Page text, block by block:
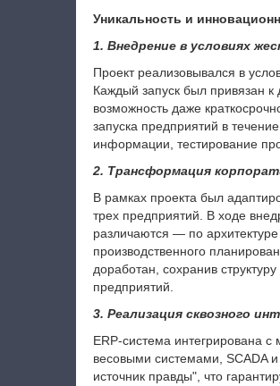
Уникальность и
1. Внедрение в условиях
Проект реализовывался в
Каждый запуск был привязан
возможность даже
запуска предприятий в
информации, тестирование
2. Трансформация
В рамках проекта был
трех предприятий. В ходе
различаются — по
производственного
доработан, сохранив
предприятий.
3. Реализация сквозного
ERP-система интегрирована
весовыми системами, SCADA
источник правды", что